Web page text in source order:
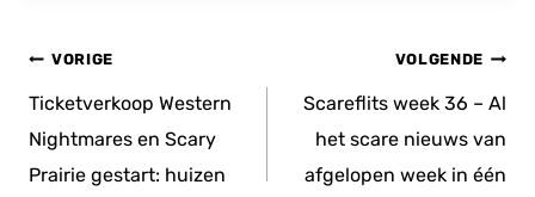
Bericht
navigatie
VORIGE
Ticketverkoop Western
Nightmares en Scary
Prairie gestart: huizen
VOLGENDE
Scareflits week 36 – Al
het scare nieuws van
afgelopen week in één